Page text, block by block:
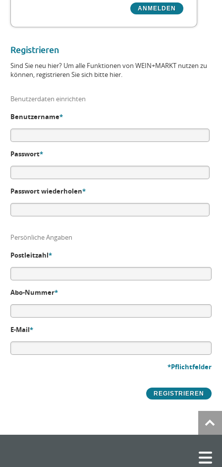
Registrieren
Sind Sie neu hier? Um alle Funktionen von WEIN+MARKT nutzen zu
können, registrieren Sie sich bitte hier.
Benutzerdaten einrichten
Benutzername*
Passwort*
Passwort wiederholen*
Persönliche Angaben
Postleitzahl*
Abo-Nummer*
E-Mail*
*Pflichtfelder